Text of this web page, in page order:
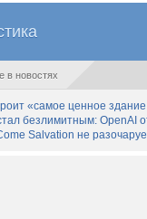
в новостях
«самое ценное
безлимитным: OpenAI
Salvation не